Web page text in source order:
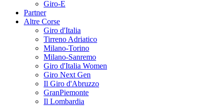
Giro-E
Partner
Altre Corse
Giro d'Italia
Tirreno Adriatico
Milano-Torino
Milano-Sanremo
Giro d'Italia Women
Giro Next Gen
Il Giro d'Abruzzo
GranPiemonte
Il Lombardia